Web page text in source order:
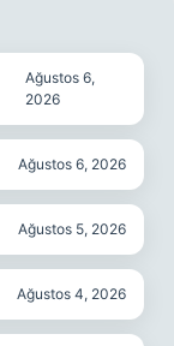
Ağustos 6,
2026
Ağustos 6, 2026
Ağustos 5, 2026
Ağustos 4, 2026